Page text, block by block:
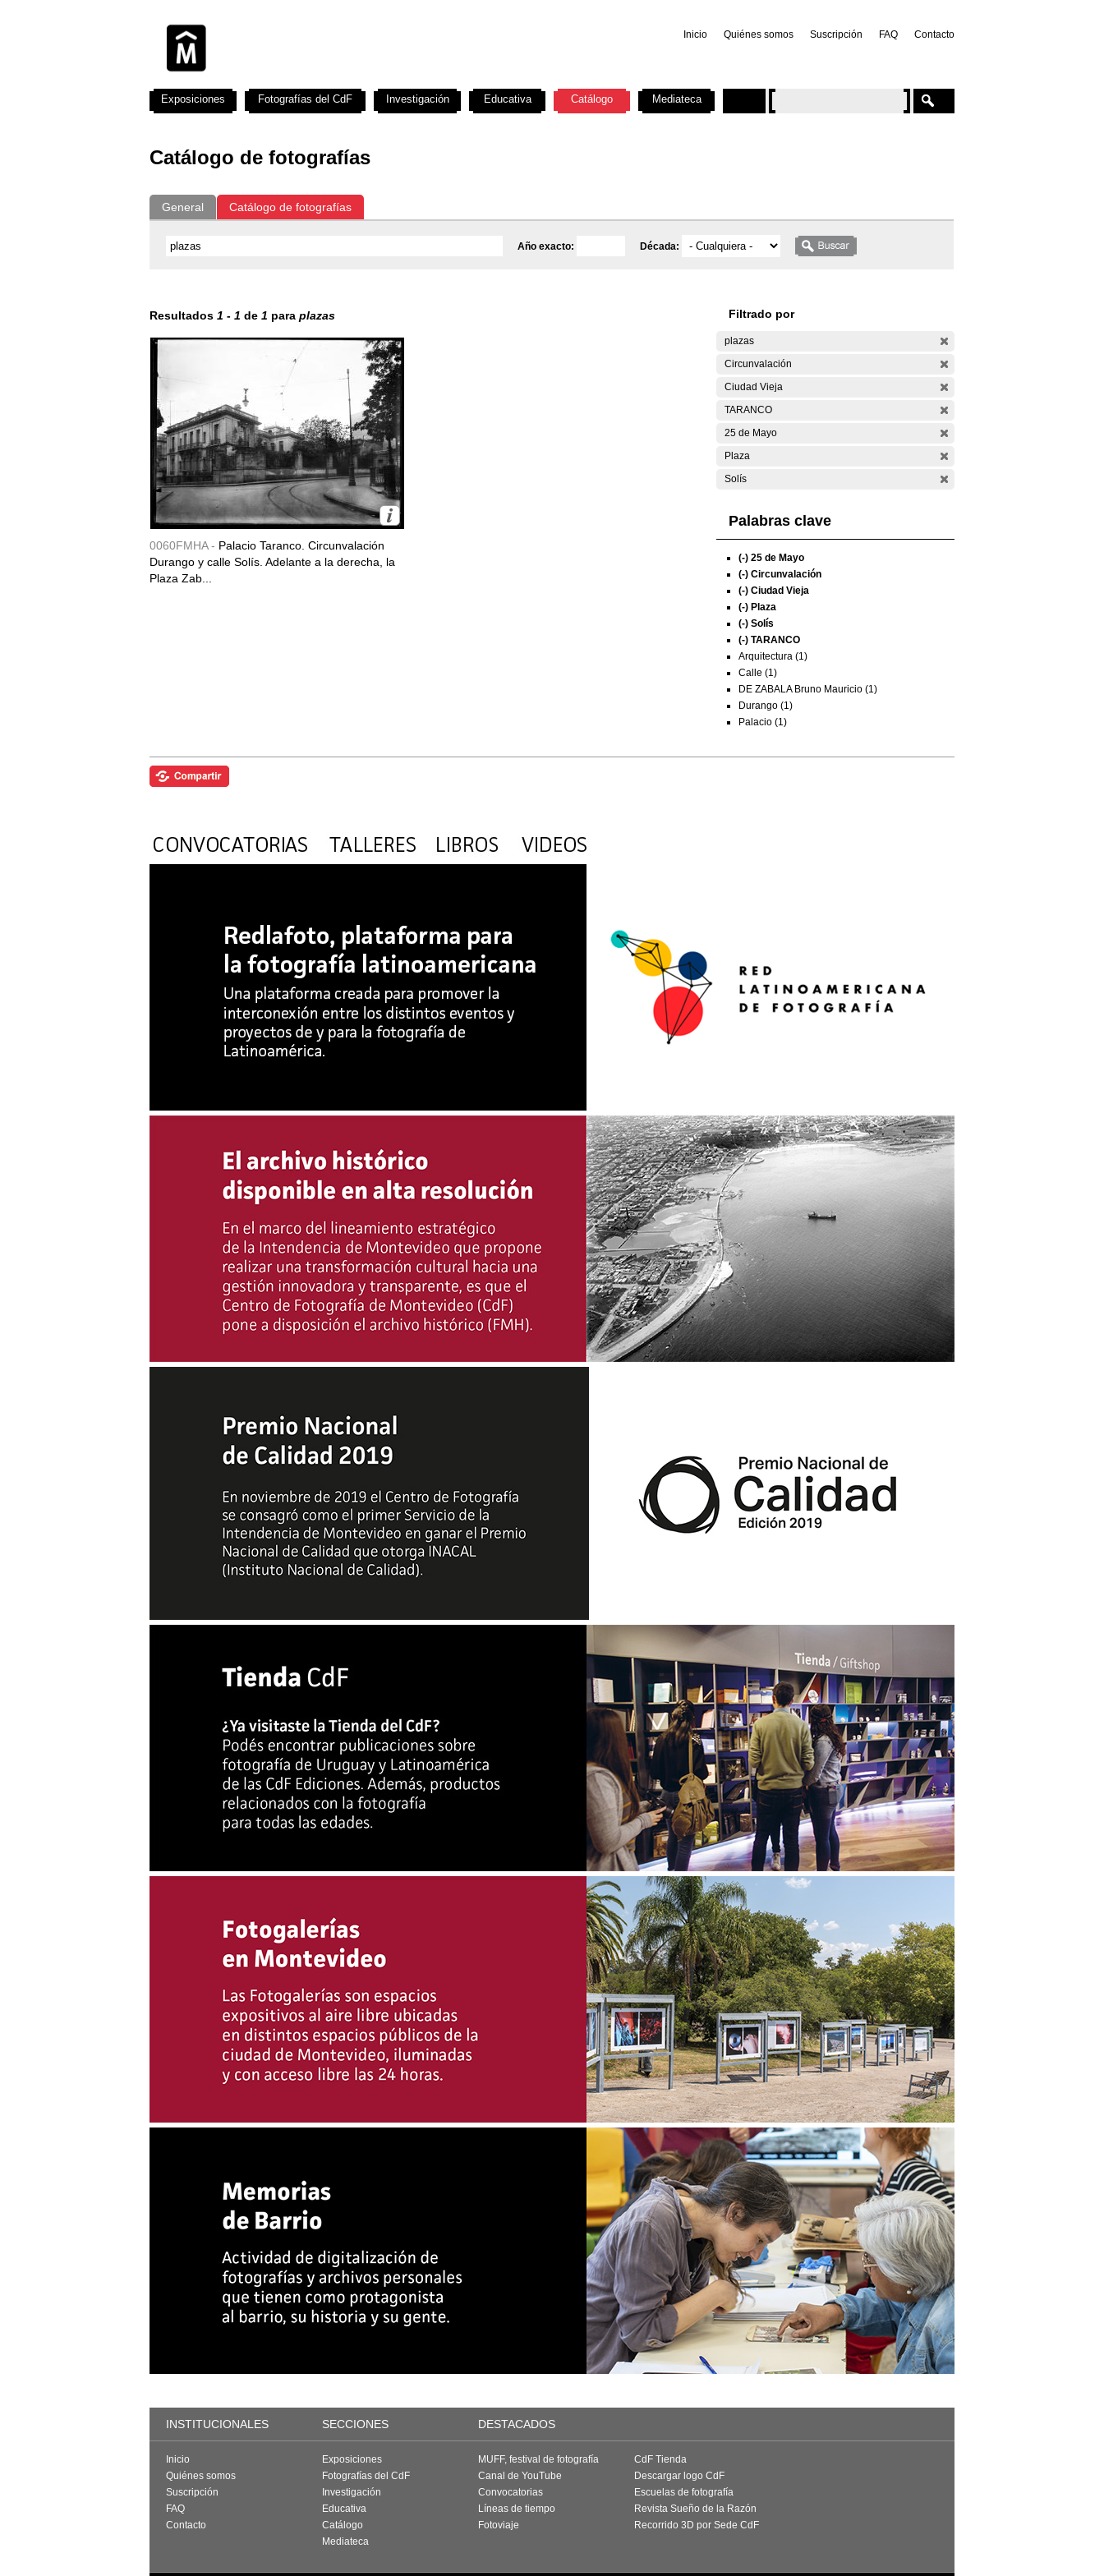
Inicio Quiénes somos Suscripción FAQ Contacto
Catálogo de fotografías
General Catálogo de fotografías
Año exacto: Década:
Resultados 1 - 1 de 1 para plazas
0060FMHA - Palacio Taranco. Circunvalación
Durango y calle Solís. Adelante a la derecha, la
Plaza Zab...
Filtrado por
plazas
Circunvalación
Ciudad Vieja
TARANCO
25 de Mayo
Plaza
Solís
Palabras clave
(-) 25 de Mayo
(-) Circunvalación
(-) Ciudad Vieja
(-) Plaza
(-) Solís
(-) TARANCO
Arquitectura (1)
Calle (1)
DE ZABALA Bruno Mauricio (1)
Durango (1)
Palacio (1)
Exposiciones Fotografías del CdF Investigación Educativa Catálogo Mediateca
INSTITUCIONALES SECCIONES DESTACADOS
Inicio
Quiénes somos
Suscripción
FAQ
Contacto
Exposiciones
Fotografías del CdF
Investigación
Educativa
Catálogo
Mediateca
MUFF, festival de fotografía
Canal de YouTube
Convocatorias
Líneas de tiempo
Fotoviaje
CdF Tienda
Descargar logo CdF
Escuelas de fotografía
Revista Sueño de la Razón
Recorrido 3D por Sede CdF